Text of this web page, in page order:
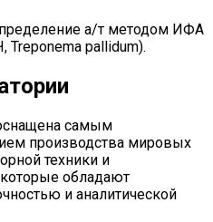
а/т методом ИФА
Treponema pallidum).
самым
производства мировых
техники и
которые обладают
и аналитической